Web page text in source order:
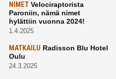
NIMETVelociraptorista
Paroniin, nämä nimet
hylättiin vuonna 2024!
1.4.2025
MATKAILU Radisson Blu Hotel
Oulu
24.3.2025